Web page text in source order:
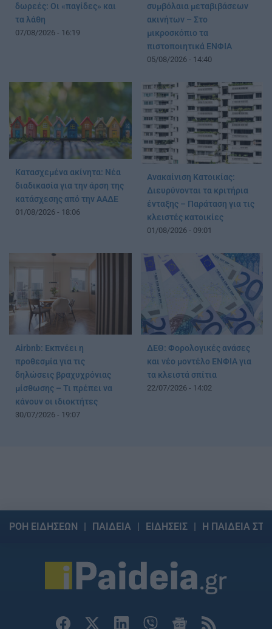
δωρεές: Οι «παγίδες» και
τα λάθη
07/08/2026 - 16:19
συμβόλαια μεταβιβάσεων
ακινήτων – Στο
μικροσκόπιο τα
πιστοποιητικά ΕΝΦΙΑ
05/08/2026 - 14:40
Κατασχεμένα ακίνητα: Νέα
διαδικασία για την άρση της
κατάσχεσης από την ΑΑΔΕ
01/08/2026 - 18:06
Ανακαίνιση Κατοικίας:
Διευρύνονται τα κριτήρια
ένταξης – Παράταση για τις
κλειστές κατοικίες
01/08/2026 - 09:01
Airbnb: Εκπνέει η
προθεσμία για τις
δηλώσεις βραχυχρόνιας
μίσθωσης – Τι πρέπει να
κάνουν οι ιδιοκτήτες
30/07/2026 - 19:07
ΔΕΘ: Φορολογικές ανάσες
και νέο μοντέλο ΕΝΦΙΑ για
τα κλειστά σπίτια
22/07/2026 - 14:02
ΡΟΗ ΕΙΔΗΣΕΩΝ ΠΑΙΔΕΙΑ ΕΙΔΗΣΕΙΣ Η ΠΑΙΔΕΙΑ